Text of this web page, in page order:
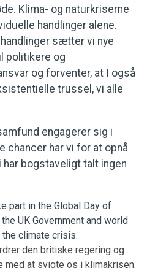
Klima- og naturkriserne
handlinger alene.
sætter vi nye
politikere og
og forventer, at I også
trussel, vi alle
engagerer sig i
chancer har vi for at opnå
bogstaveligt talt ingen
den britiske regering og
at svigte os i klimakrisen.